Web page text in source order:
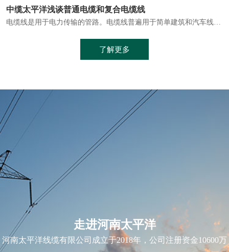
中缆太平洋浅谈普通电缆和复合电缆线
电缆线是用于电力传输的管路。电缆线普遍用于简单建筑和汽车线材，作为能源输送缆线，电缆线的复杂结构勿庸置疑。根据目标功能，电缆线具有以下一些特点：建筑用和车用线材要求轻质、大批量生产、价格低廉、具有相当的电学和力学性能和长时间的耐老化性能；工业用线材必须具有符合客户要求的性能；
了解更多
走进河南太平洋
河南太平洋线缆有限公司成立于2018年，公司注册资金10600万